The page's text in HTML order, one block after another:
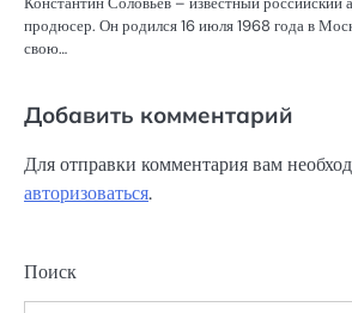
продюсер. Он родился 16 июля 1968 года в
свою…
Добавить комментарий
Для отправки комментария вам
авторизоваться.
Поиск